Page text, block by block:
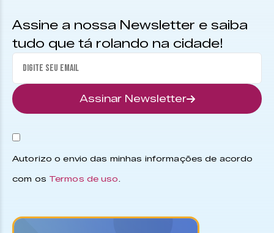
Assine a nossa Newsletter e saiba
tudo que tá rolando na cidade!
Assinar Newsletter
Autorizo o envio das minhas informações de acordo
com os Termos de uso.